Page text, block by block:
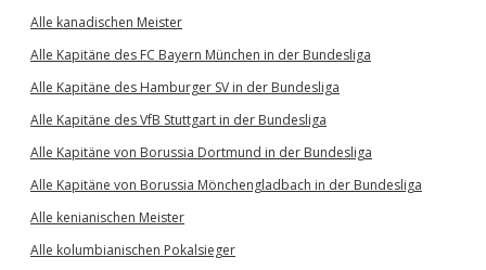
Alle kanadischen Meister
Alle Kapitäne des FC Bayern München in der Bundesliga
Alle Kapitäne des Hamburger SV in der Bundesliga
Alle Kapitäne des VfB Stuttgart in der Bundesliga
Alle Kapitäne von Borussia Dortmund in der Bundesliga
Alle Kapitäne von Borussia Mönchengladbach in der Bundesliga
Alle kenianischen Meister
Alle kolumbianischen Pokalsieger